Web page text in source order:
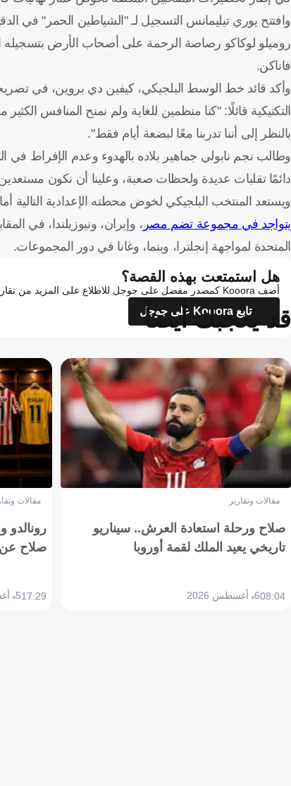
فاناكن.
وأكد قائد خط الوسط البلجيكي، كيفين دي بروين، في
التكتيكية قائلًا: "كنا منظمين للغاية ولم نمنح المنافس
بالنظر إلى أننا تدربنا معًا لبضعة أيام فقط".
وطالب نجم نابولي جماهير بلاده بالهدوء وعدم الإفراط في
دائمًا تقلبات عديدة ولحظات صعبة، وعلينا أن نكون
ويستعد المنتخب البلجيكي لخوض محطته الإعدادية
يتواجد في مجموعة تضم مصر ، وإيران، ونيوزيلندا، في
المتحدة لمواجهة إنجلترا، وبنما، وغانا في دور المجموعات.
هل استمتعت بهذه القصة؟
أضف Kooora كمصدر مفضل على جوجل للاطلاع على المزيد من تقاريرنا
تابع Kooora على جوجل
قد يعجبك أيضاً
مقالات وتقارير
صلاح ورحلة استعادة العرش.. سيناريو
تاريخي يعيد الملك لقمة أوروبا
08:046 أغسطس 2026
مقالات
صلاح
17:295 أغسطس 2026